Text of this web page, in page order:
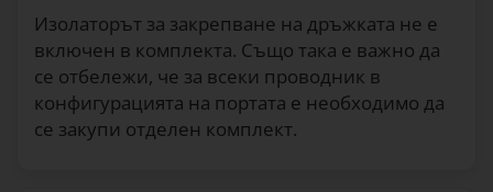
Изолаторът за закрепване на дръжката не е
включен в комплекта. Също така е важно да
се отбележи, че за всеки проводник в
конфигурацията на портата е необходимо да
се закупи отделен комплект.